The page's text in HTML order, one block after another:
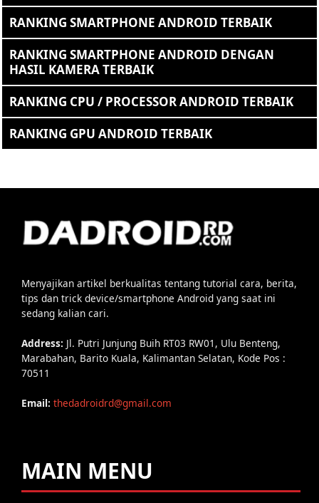
RANKING SMARTPHONE ANDROID TERBAIK
RANKING SMARTPHONE ANDROID DENGAN
HASIL KAMERA TERBAIK
RANKING CPU / PROCESSOR ANDROID TERBAIK
RANKING GPU ANDROID TERBAIK
Menyajikan artikel berkualitas tentang tutorial cara, berita,
tips dan trick device/smartphone Android yang saat ini
sedang kalian cari.
Address: Jl. Putri Junjung Buih RT03 RW01, Ulu Benteng,
Marabahan, Barito Kuala, Kalimantan Selatan, Kode Pos :
70511
Email: thedadroidrd@gmail.com
MAIN MENU